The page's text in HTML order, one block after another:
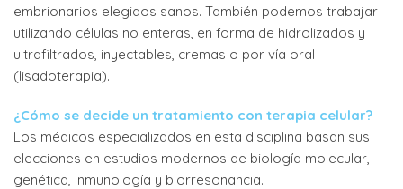
embrionarios elegidos sanos. También podemos trabajar
utilizando células no enteras, en forma de hidrolizados y
ultrafiltrados, inyectables, cremas o por vía oral
(lisadoterapia).
¿Cómo se decide un tratamiento con terapia celular?
Los médicos especializados en esta disciplina basan sus
elecciones en estudios modernos de biología molecular,
genética, inmunología y biorresonancia.